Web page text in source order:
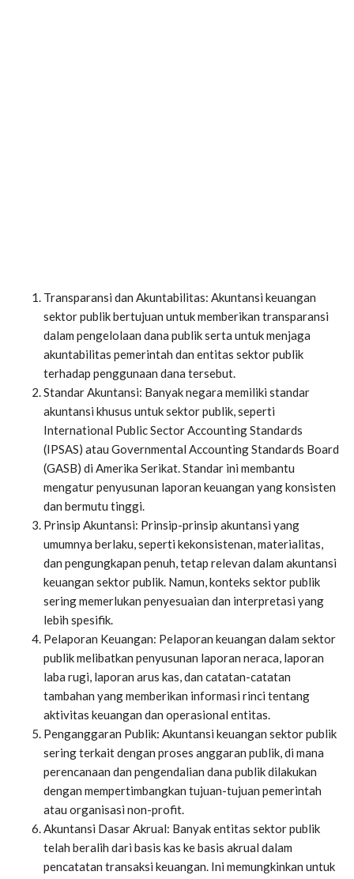
Transparansi dan Akuntabilitas: Akuntansi keuangan
sektor publik bertujuan untuk memberikan transparansi
dalam pengelolaan dana publik serta untuk menjaga
akuntabilitas pemerintah dan entitas sektor publik
terhadap penggunaan dana tersebut.
Standar Akuntansi: Banyak negara memiliki standar
akuntansi khusus untuk sektor publik, seperti
International Public Sector Accounting Standards
(IPSAS) atau Governmental Accounting Standards Board
(GASB) di Amerika Serikat. Standar ini membantu
mengatur penyusunan laporan keuangan yang konsisten
dan bermutu tinggi.
Prinsip Akuntansi: Prinsip-prinsip akuntansi yang
umumnya berlaku, seperti kekonsistenan, materialitas,
dan pengungkapan penuh, tetap relevan dalam akuntansi
keuangan sektor publik. Namun, konteks sektor publik
sering memerlukan penyesuaian dan interpretasi yang
lebih spesifik.
Pelaporan Keuangan: Pelaporan keuangan dalam sektor
publik melibatkan penyusunan laporan neraca, laporan
laba rugi, laporan arus kas, dan catatan-catatan
tambahan yang memberikan informasi rinci tentang
aktivitas keuangan dan operasional entitas.
Penganggaran Publik: Akuntansi keuangan sektor publik
sering terkait dengan proses anggaran publik, di mana
perencanaan dan pengendalian dana publik dilakukan
dengan mempertimbangkan tujuan-tujuan pemerintah
atau organisasi non-profit.
Akuntansi Dasar Akrual: Banyak entitas sektor publik
telah beralih dari basis kas ke basis akrual dalam
pencatatan transaksi keuangan. Ini memungkinkan untuk